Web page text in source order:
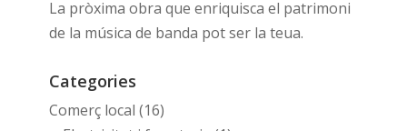
La pròxima obra que enriquisca el patrimoni
de la música de banda pot ser la teua.
Categories
Comerç local (16)